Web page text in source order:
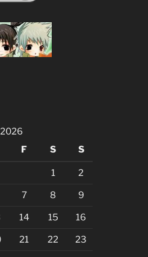
F S S
1 2
7 8 9
14 15 16
21 22 23